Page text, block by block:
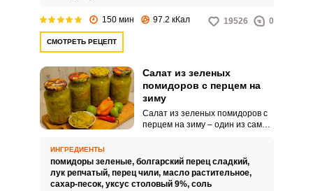
150 мин 97.2 кКал 19526 0
СМОТРЕТЬ РЕЦЕПТ
Салат из зеленых
помидоров с перцем на
зиму
Салат из зеленых помидоров с
перцем на зиму – один из самых
разнообразие. Именно с целью
решить эту проблему многие
хозяйки обращаются к
ИНГРЕДИЕНТЫ
помидоры зеленые, болгарский перец сладкий,
лук репчатый, перец чили, масло растительное,
сахар-песок, уксус столовый 9%, соль